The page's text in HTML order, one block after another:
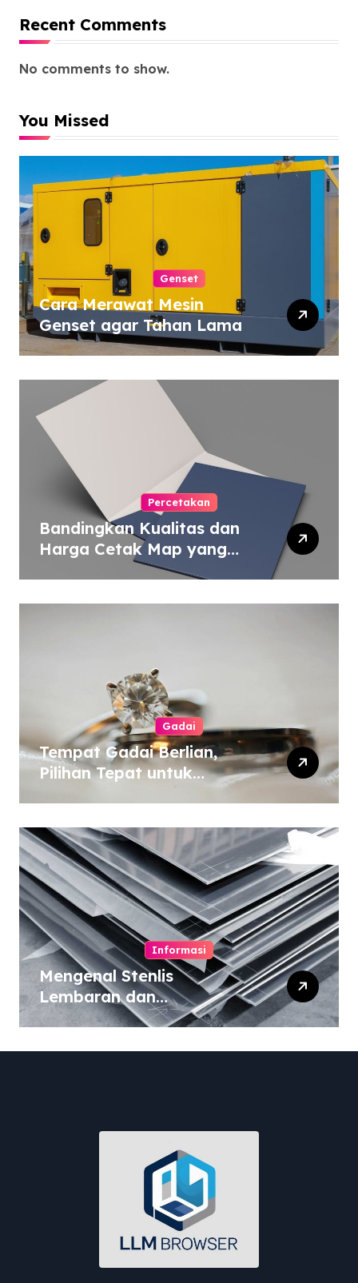
Recent Comments
No comments to show.
You Missed
Genset
Cara Merawat Mesin
Genset agar Tahan Lama
Percetakan
Bandingkan Kualitas dan
Harga Cetak Map yang
Murah atau Mahal
Gadai
Tempat Gadai Berlian,
Pilihan Tepat untuk
Informasi
Mengenal Stenlis
Lembaran dan
Komposisinya